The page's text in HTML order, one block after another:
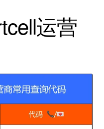
运营